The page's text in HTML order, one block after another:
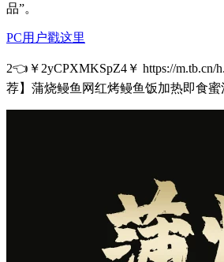
品”。
PC用户戳这里
2👈￥2yCPXMKSpZ4￥ https://m.tb.cn/
荐】蒲烧鳗鱼网红烤鳗鱼饭加热即食